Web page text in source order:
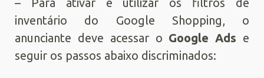
inventário do Google Shopping, o
anunciante deve acessar o Google Ads e
seguir os passos abaixo discriminados: